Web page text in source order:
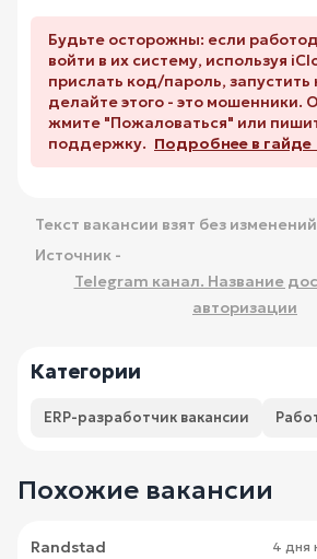
Будьте осторожны: если
войти в их систему, используя
прислать код/пароль,
делайте этого - это мошенники.
жмите "Пожаловаться" или
поддержку. Подробнее в гайде
Текст вакансии взят без изменений
Источник -
Telegram канал. Название
авторизации
Категории
ERP-разработчик вакансии
Похожие вакансии
Randstad 4 дня